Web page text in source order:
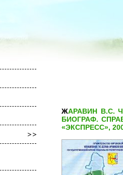
ЖАРАВИН В.С. ЧУДИНОВСКИХ Е.Н. ПОЛИТИЧЕСКИЕ ЛИДЕРЫ ВЯТСКОГО КРАЯ. ВЕК ХХ.
БИОГРАФ.
«ЭКСПРЕСС»,